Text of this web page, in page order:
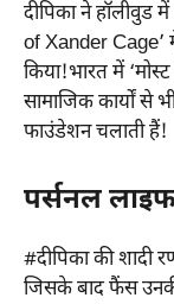
दीपिका ने
of Xander
किया!भारत में
सामाजिक कार्यों से
फाउंडेशन चलाती हैं!
पर्सनल
#दीपिका की शादी
जिसके बाद फैंस